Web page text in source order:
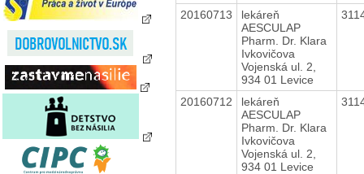
20160713
lekáreň
AESCULAP
Pharm. Dr. Klara
Ivkovičova
Vojenská ul. 2,
934 01 Levice
20160712
lekáreň
AESCULAP
Pharm. Dr. Klara
Ivkovičova
Vojenská ul. 2,
934 01 Levice